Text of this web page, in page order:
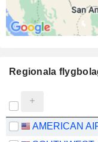
Regionala